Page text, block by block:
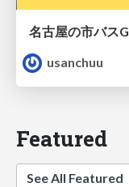
usanchuu
Featured
See All Featured